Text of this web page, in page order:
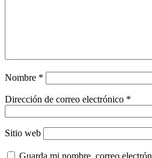
Nombre *
Dirección de correo electrónico *
Sitio web